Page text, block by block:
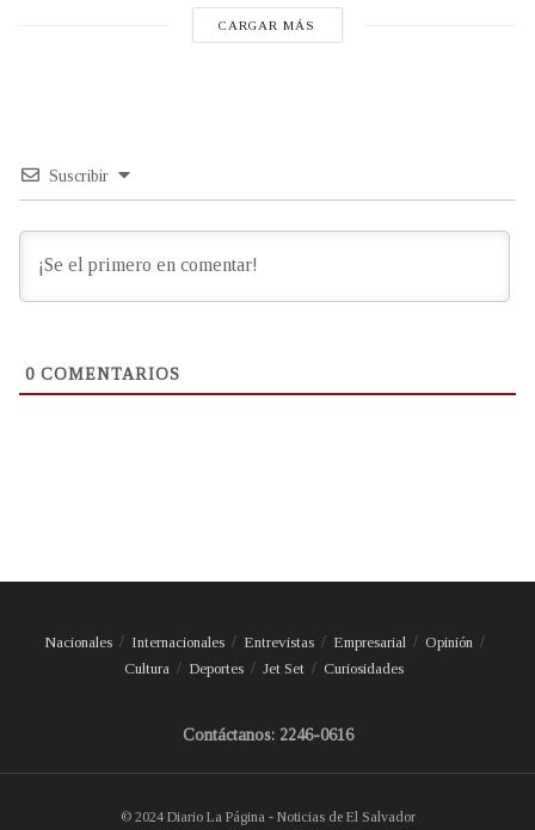
CARGAR MÁS
Suscribir
0 COMENTARIOS
Nacionales Internacionales Entrevistas Empresarial
Opinión
Cultura
Deportes Jet Set Curiosidades
Contáctanos: 2246-0616
© 2024 Diario La Página - Noticias de El Salvador